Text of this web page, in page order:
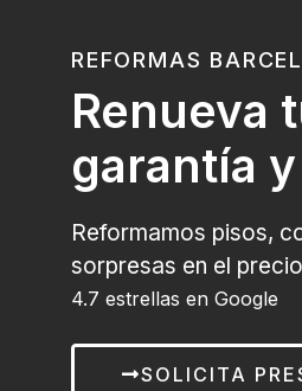
REFORMAS
Renueva
garantía
Reformamos pisos,
sorpresas en el
4.7 estrellas en Google
SOLICITA